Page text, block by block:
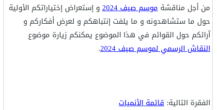
من أجل مناقشة موسم صيف 2024
و إستعراض إختياراتكم الأولية
حول ما ستشاهدونه و ما يلفت إنتباهكم و لعرض أفكاركم و
آرائكم حول القوائم في هذا الموضوع يمكنكم زيارة موضوع
النقاش الرسمي لموسم صيف 2024
.
الفقرة التالية: قائمة الأنميات